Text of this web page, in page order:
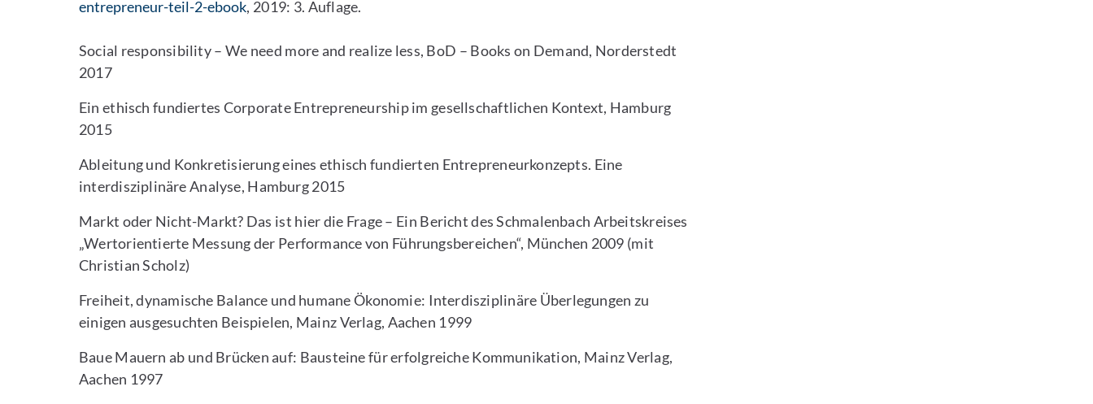
entrepreneur-teil-2-ebook, 2019: 3. Auflage.
Social responsibility – We need more and realize less, BoD – Books on Demand, Norderstedt
2017
Ein ethisch fundiertes Corporate Entrepreneurship im gesellschaftlichen Kontext, Hamburg
2015
Ableitung und Konkretisierung eines ethisch fundierten Entrepreneurkonzepts. Eine
interdisziplinäre Analyse, Hamburg 2015
Markt oder Nicht-Markt? Das ist hier die Frage – Ein Bericht des Schmalenbach Arbeitskreises
„Wertorientierte Messung der Performance von Führungsbereichen“, München 2009 (mit
Christian Scholz)
Freiheit, dynamische Balance und humane Ökonomie: Interdisziplinäre Überlegungen zu
einigen ausgesuchten Beispielen, Mainz Verlag, Aachen 1999
Baue Mauern ab und Brücken auf: Bausteine für erfolgreiche Kommunikation, Mainz Verlag,
Aachen 1997